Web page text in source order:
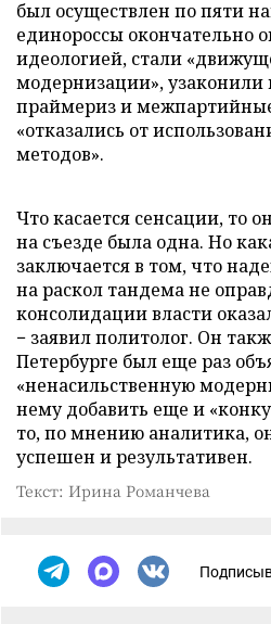
был осуществлен по пяти
единороссы окончательно
идеологией, стали
модернизации»,
праймериз и
«отказались от
методов».
Что касается сенсации, то
на съезде была одна. Но
заключается в том, что
на раскол тандема не
консолидации власти
− заявил политолог. Он
Петербурге был еще раз
«ненасильственную
нему добавить еще и
то, по мнению аналитика,
успешен и результативен.
Текст: Ирина Романчева